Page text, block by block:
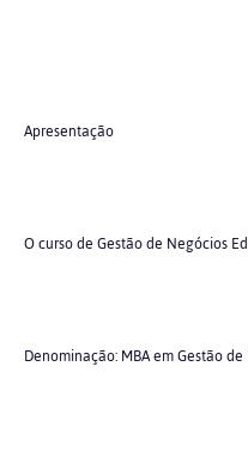
Apresentação
O curso de Gestão de Negócios
Denominação: MBA em Gestão